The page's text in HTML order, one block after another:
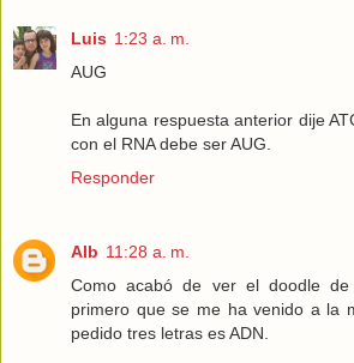
Luis 1:23 a. m.
AUG
En alguna respuesta anterior dije
con el RNA debe ser AUG.
Responder
Alb 11:28 a. m.
Como acabó de ver el doodle de
primero que se me ha venido a la
pedido tres letras es ADN.